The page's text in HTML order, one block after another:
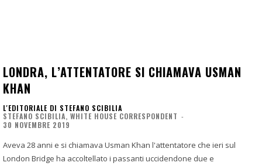
LONDRA, L’ATTENTATORE SI CHIAMAVA USMAN
KHAN
L'EDITORIALE DI STEFANO SCIBILIA
STEFANO SCIBILIA, WHITE HOUSE CORRESPONDENT -
30 NOVEMBRE 2019
Aveva 28 anni e si chiamava Usman Khan l'attentatore che ieri sul
London Bridge ha accoltellato i passanti uccidendone due e